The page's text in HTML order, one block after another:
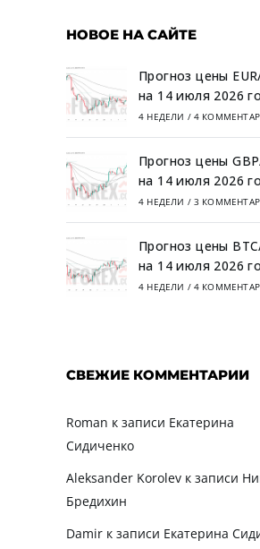
НОВОЕ НА САЙТЕ
Прогноз цены
на 14 июля 2026
4 НЕДЕЛИ / 4
Прогноз цены
на 14 июля 2026
4 НЕДЕЛИ / 3
Прогноз цены
на 14 июля 2026
4 НЕДЕЛИ / 4
СВЕЖИЕ КОММЕНТАРИИ
Roman к записи Екатерина
Сидиченко
Aleksander Korolevк записи
Бредихин
Damirк записи Екатерина